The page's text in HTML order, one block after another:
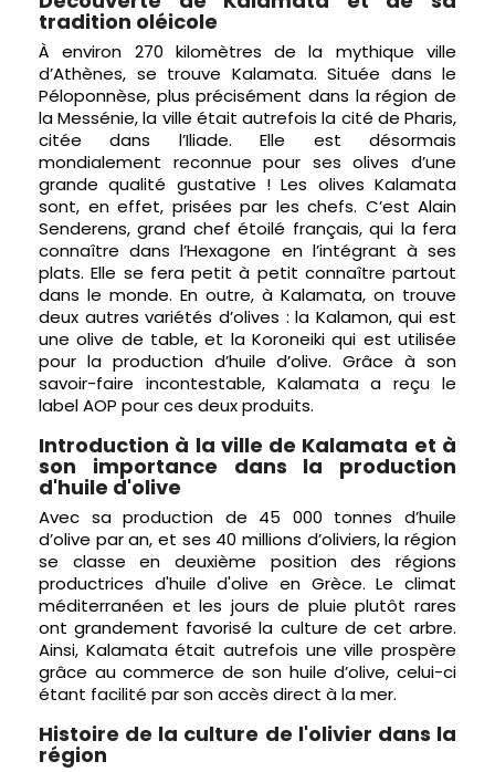
tradition oléicole
À environ 270 kilomètres de la mythique ville
d’Athènes, se trouve Kalamata. Située dans le
Péloponnèse, plus précisément dans la région de
la Messénie, la ville était autrefois la cité de Pharis,
citée dans l’Iliade. Elle est désormais
mondialement reconnue pour ses olives d’une
grande qualité gustative ! Les olives Kalamata
sont, en effet, prisées par les chefs. C’est Alain
Senderens, grand chef étoilé français, qui la fera
connaître dans l’Hexagone en l’intégrant à ses
plats. Elle se fera petit à petit connaître partout
dans le monde. En outre, à Kalamata, on trouve
deux autres variétés d’olives : la Kalamon, qui est
une olive de table, et la Koroneiki qui est utilisée
pour la production d’huile d’olive. Grâce à son
savoir-faire incontestable, Kalamata a reçu le
label AOP pour ces deux produits.
Introduction à la ville de Kalamata et à
son importance dans la production
d'huile d'olive
Avec sa production de 45 000 tonnes d’huile
d’olive par an, et ses 40 millions d’oliviers, la région
se classe en deuxième position des régions
productrices d'huile d'olive en Grèce. Le climat
méditerranéen et les jours de pluie plutôt rares
ont grandement favorisé la culture de cet arbre.
Ainsi, Kalamata était autrefois une ville prospère
grâce au commerce de son huile d’olive, celui-ci
étant facilité par son accès direct à la mer.
Histoire de la culture de l'olivier dans la
région